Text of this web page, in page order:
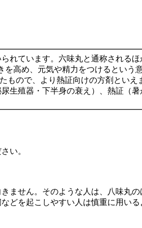
れています。六味丸と通称される
高め、元気や精力をつけるという意
もので、より熱証向けの方剤といえ
生殖器・下半身の衰え）、熱証（
い。
ません。そのような人は、八味丸の
どを起こしやすい人は慎重に用いる